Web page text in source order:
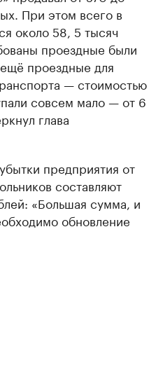
При этом всего в
около 58, 5 тысяч
проездные были
проездные для
— стоимостью
совсем мало — от 6
глава
предприятия от
составляют
«Большая сумма, и
обновление